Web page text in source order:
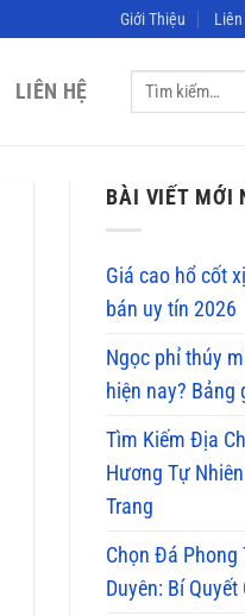
Giới Thiệu
LIÊN HỆ
Tìm
BÀI VIẾT MỚI
Giá cao hổ cốt
bán uy tín 2026
Ngọc phỉ thúy
hiện nay? Bảng
Tìm Kiếm Địa
Hương Tự
Trang
Chọn Đá Phong
Duyên: Bí